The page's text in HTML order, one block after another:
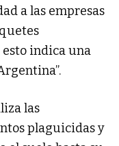
a las empresas
esto indica una
las
plaguicidas y